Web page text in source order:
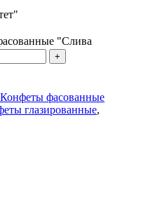
"Слива
Конфеты фасованные
глазированные,